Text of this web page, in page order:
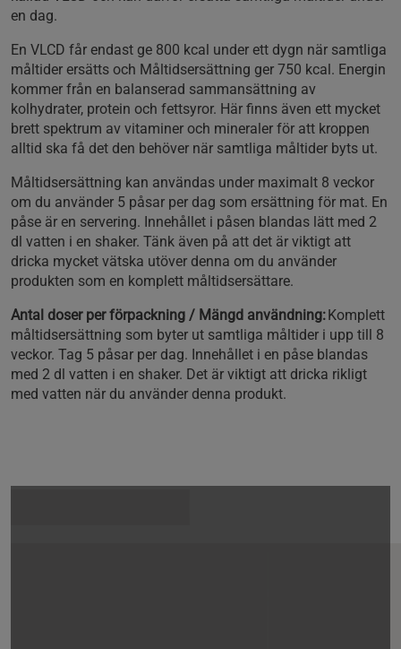
en dag.
En VLCD får endast ge 800 kcal under ett dygn när samtliga
måltider ersätts och Måltidsersättning ger 750 kcal. Energin
kommer från en balanserad sammansättning av
kolhydrater, protein och fettsyror. Här finns även ett mycket
brett spektrum av vitaminer och mineraler för att kroppen
alltid ska få det den behöver när samtliga måltider byts ut.
Måltidsersättning kan användas under maximalt 8 veckor
om du använder 5 påsar per dag som ersättning för mat. En
påse är en servering. Innehållet i påsen blandas lätt med 2
dl vatten i en shaker. Tänk även på att det är viktigt att
dricka mycket vätska utöver denna om du använder
produkten som en komplett måltidsersättare.
Antal doser per förpackning / Mängd användning:Komplett
måltidsersättning som byter ut samtliga måltider i upp till 8
veckor. Tag 5 påsar per dag. Innehållet i en påse blandas
med 2 dl vatten i en shaker. Det är viktigt att dricka rikligt
med vatten när du använder denna produkt.